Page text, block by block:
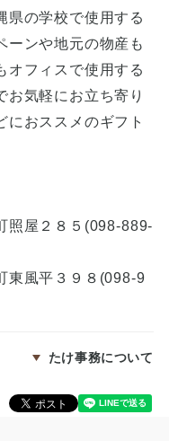
県の学校で使用する
ーンや地元の物産も
オフィスで使用する
お気軽にお立ち寄り
におススメのギフト
屋２８５(098-889-
風平３９８(098-9
たけ事務について